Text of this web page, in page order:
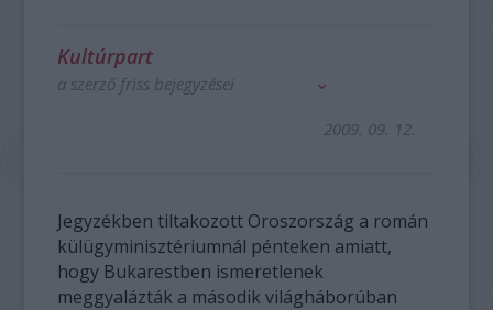
Kultúrpart
a szerző friss bejegyzései
2009. 09. 12.
Jegyzékben tiltakozott Oroszország a román
külügyminisztériumnál pénteken amiatt,
hogy Bukarestben ismeretlenek
meggyalázták a második világháborúban